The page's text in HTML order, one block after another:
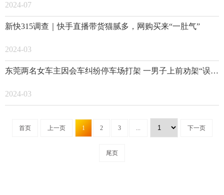
2024-07
新快315调查｜快手直播带货猫腻多，网购买来“一肚气”
2024-03
东莞两名女车主因会车纠纷停车场打架 一男子上前劝架“误入镜头”遭网暴
2024-03
首页 上一页 1 2 3 ... 下一页
尾页